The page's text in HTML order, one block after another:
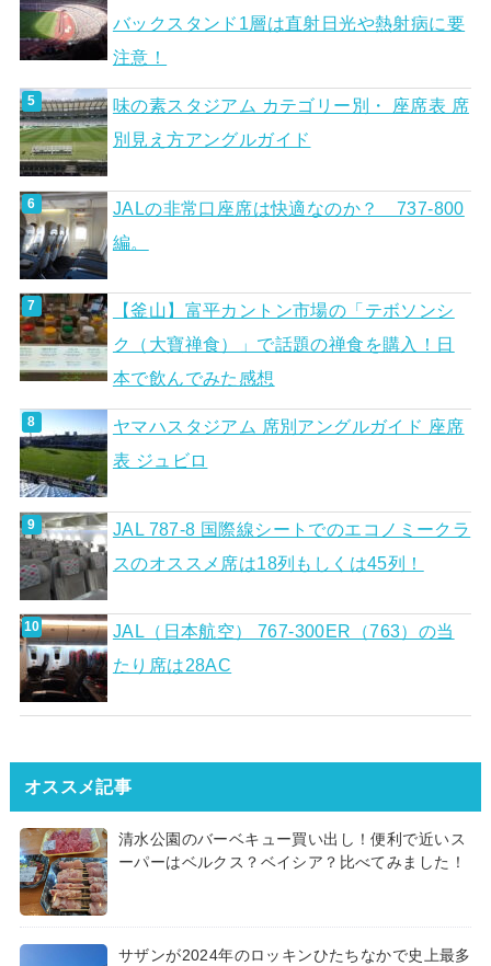
バックスタンド1層は直射日光や熱射病に要
注意！
味の素スタジアム カテゴリー別・ 座席表 席
別見え方アングルガイド
JALの非常口座席は快適なのか？ 737-800
編。
【釜山】富平カントン市場の「テボソンシ
ク（大寶禅食）」で話題の禅食を購入！日
本で飲んでみた感想
ヤマハスタジアム 席別アングルガイド 座席
表 ジュビロ
JAL 787-8 国際線シートでのエコノミークラ
スのオススメ席は18列もしくは45列！
JAL（日本航空） 767-300ER（763）の当
たり席は28AC
オススメ記事
清水公園のバーベキュー買い出し！便利で近いス
ーパーはベルクス？ベイシア？比べてみました！
サザンが2024年のロッキンひたちなかで史上最多